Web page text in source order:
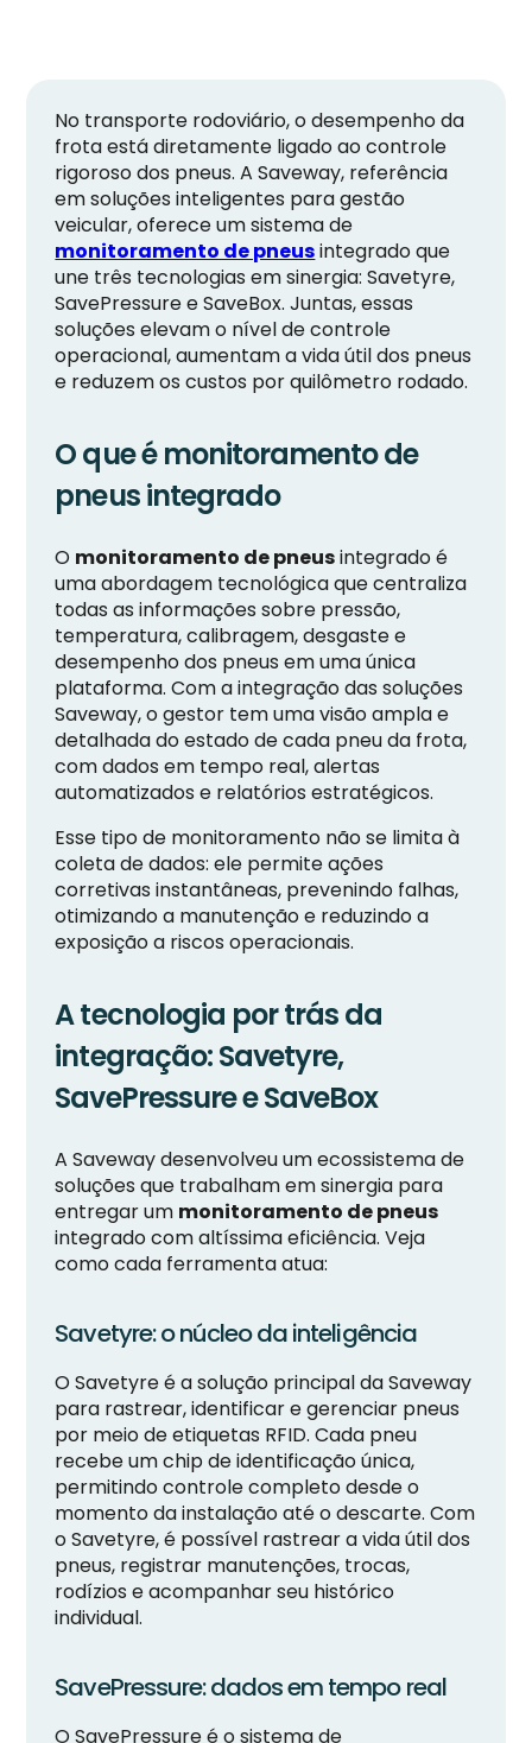
No transporte rodoviário, o desempenho da
frota está diretamente ligado ao controle
rigoroso dos pneus. A Saveway, referência
em soluções inteligentes para gestão
veicular, oferece um sistema de
monitoramento de pneusintegrado que
une três tecnologias em sinergia: Savetyre,
SavePressure e SaveBox. Juntas, essas
soluções elevam o nível de controle
operacional, aumentam a vida útil dos pneus
e reduzem os custos por quilômetro rodado.
O que é monitoramento de
pneus integrado
O monitoramento de pneusintegrado é
uma abordagem tecnológica que centraliza
todas as informações sobre pressão,
temperatura, calibragem, desgaste e
desempenho dos pneus em uma única
plataforma. Com a integração das soluções
Saveway, o gestor tem uma visão ampla e
detalhada do estado de cada pneu da frota,
com dados em tempo real, alertas
automatizados e relatórios estratégicos.
Esse tipo de monitoramento não se limita à
coleta de dados: ele permite ações
corretivas instantâneas, prevenindo falhas,
otimizando a manutenção e reduzindo a
exposição a riscos operacionais.
A tecnologia por trás da
integração: Savetyre,
SavePressure e SaveBox
A Saveway desenvolveu um ecossistema de
soluções que trabalham em sinergia para
entregar um monitoramento de pneus
integrado com altíssima eficiência. Veja
como cada ferramenta atua:
Savetyre: o núcleo da inteligência
O Savetyre é a solução principal da Saveway
para rastrear, identificar e gerenciar pneus
por meio de etiquetas RFID. Cada pneu
recebe um chip de identificação única,
permitindo controle completo desde o
momento da instalação até o descarte. Com
o Savetyre, é possível rastrear a vida útil dos
pneus, registrar manutenções, trocas,
rodízios e acompanhar seu histórico
individual.
SavePressure: dados em tempo real
O SavePressure é o sistema de